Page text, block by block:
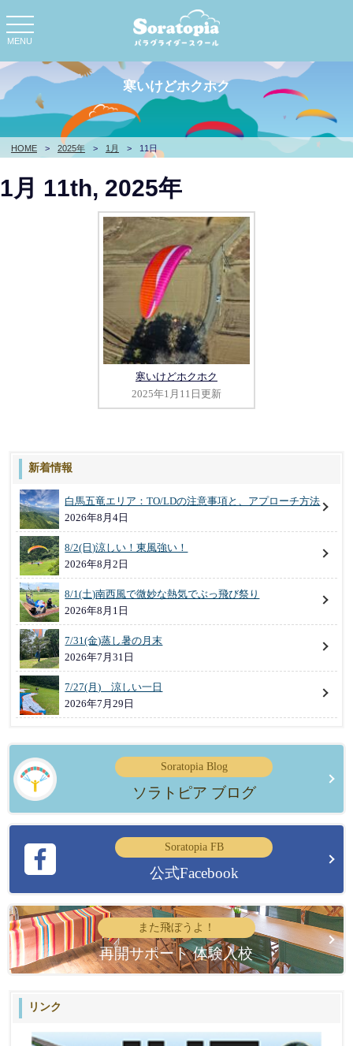
toggle
navigation
MENU
HOME > 2025年 > 1月 > 11日
寒いけどホクホク
1月 11th, 2025年
寒いけどホクホク
2025年1月11日更新
新着情報
白馬五竜エリア：TO/LDの注意事項と、アプローチ方法
2026年8月4日
8/2(日)涼しい！東風強い！
2026年8月2日
8/1(土)南西風で微妙な熱気でぶっ飛び祭り
2026年8月1日
7/31(金)蒸し暑の月末
2026年7月31日
7/27(月) 涼しい一日
2026年7月29日
Soratopia Blog
ソラトピア ブログ
Soratopia FB
公式Facebook
また飛ぼうよ！
再開サポート 体験入校
リンク